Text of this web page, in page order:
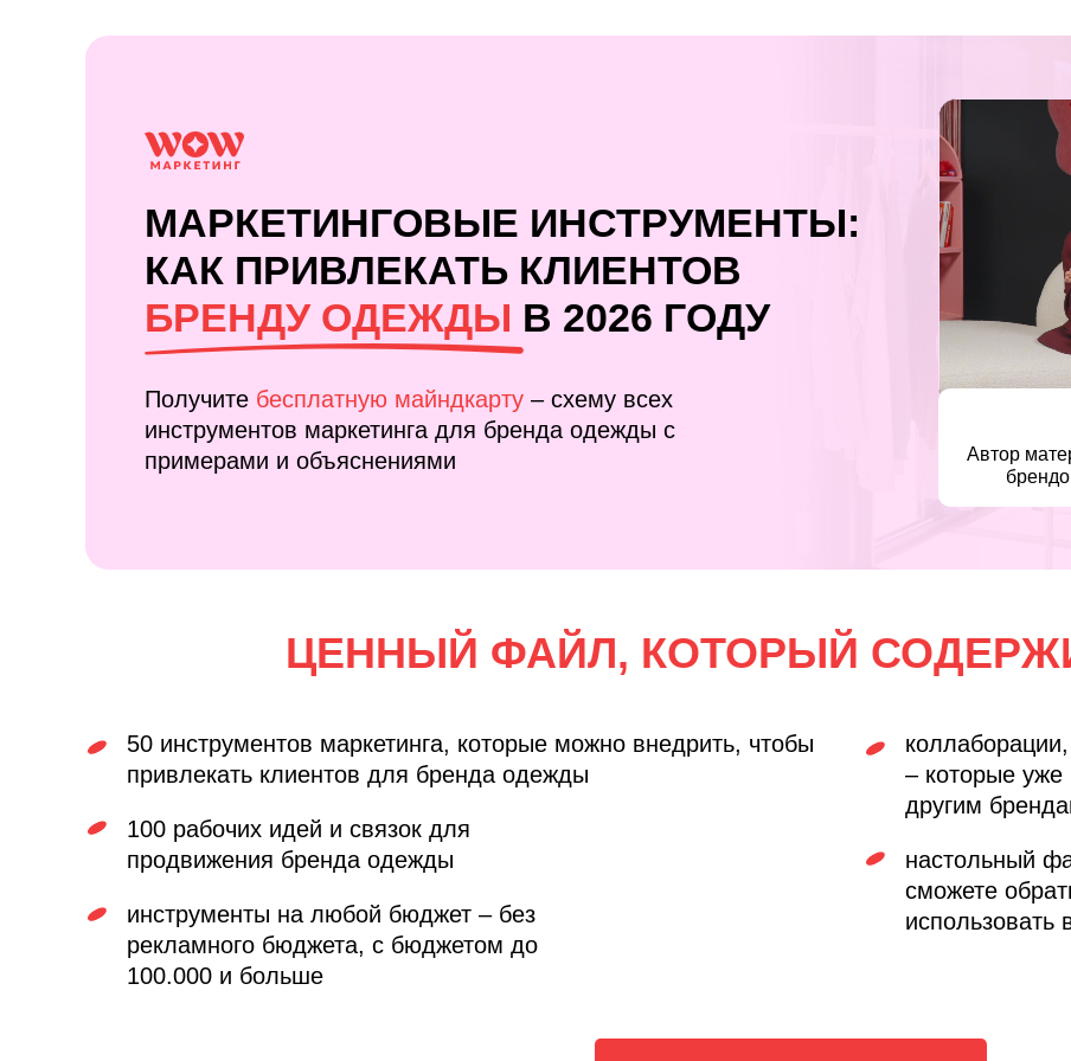
Получите бесплатную майндкарту – схему всех
инструментов маркетинга для бренда одежды с
примерами и объяснениями
50 инструментов маркетинга, которые можно внедрить, чтобы
привлекать клиентов для бренда одежды
100 рабочих идей и связок для
продвижения бренда одежды
настольный
сможете
использовать
– которые уже
другим
ЦЕННЫЙ ФАЙЛ, КОТОРЫЙ
инструменты на любой бюджет – без
рекламного бюджета, с бюджетом до
100.000 и больше
Автор
МАРКЕТИНГОВЫЕ ИНСТРУМЕНТЫ:
КАК ПРИВЛЕКАТЬ КЛИЕНТОВ
БРЕНДУ ОДЕЖДЫ В 2026 ГОДУ